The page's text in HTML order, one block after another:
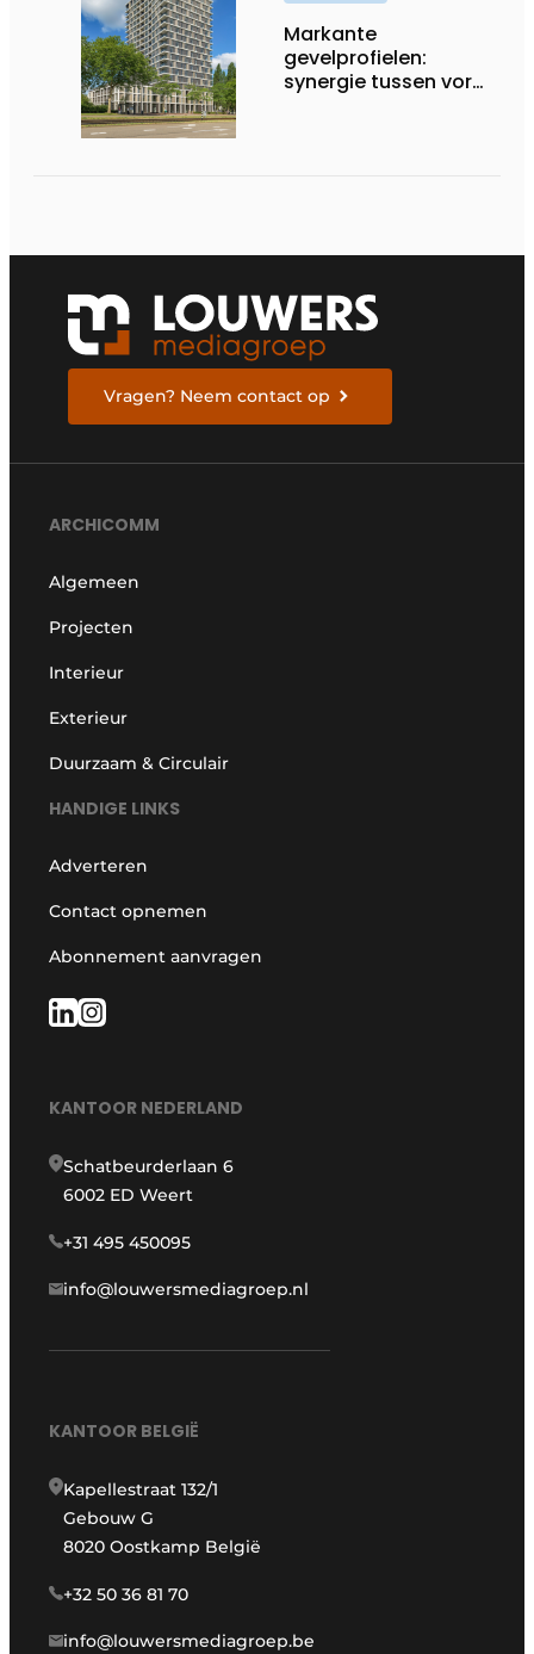
Markante
gevelprofielen:
synergie tussen vorm
Vragen? Neem contact op
ARCHICOMM
Algemeen
Projecten
Interieur
Exterieur
Duurzaam & Circulair
HANDIGE LINKS
Adverteren
Contact opnemen
Abonnement aanvragen
KANTOOR NEDERLAND
Schatbeurderlaan 6
6002 ED Weert
+31 495 450095
info@louwersmediagroep.nl
KANTOOR BELGIË
Kapellestraat 132/1
Gebouw G
8020 Oostkamp België
+32 50 36 81 70
info@louwersmediagroep.be